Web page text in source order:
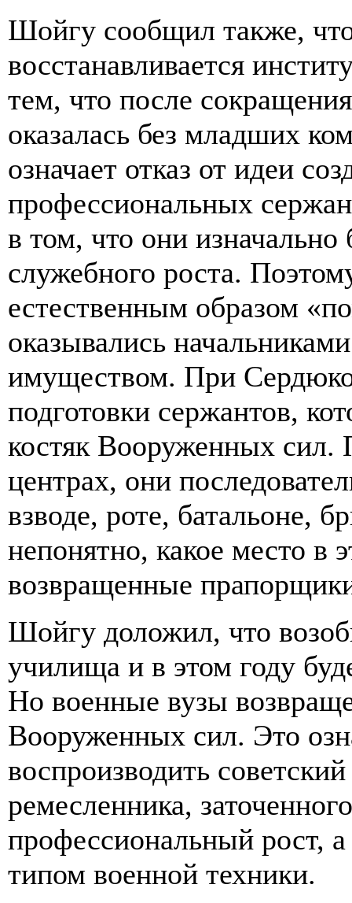
Шойгу сообщил также,
восстанавливается
тем, что после
оказалась без младших
означает отказ от идеи
профессиональных
в том, что они
служебного роста.
естественным образом
оказывались
имуществом. При
подготовки сержантов,
костяк Вооруженных сил.
центрах, они
взводе, роте, батальоне,
непонятно, какое место в
возвращенные
Шойгу доложил, что
училища и в этом году
Но военные вузы
Вооруженных сил. Это
воспроизводить
ремесленника,
профессиональный рост,
типом военной техники.